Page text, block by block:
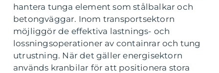
hantera tunga element som stålbalkar och
betongväggar. Inom transportsektorn
möjliggör de effektiva lastnings- och
lossningsoperationer av containrar och tung
utrustning. När det gäller energisektorn
används kranbilar för att positionera stora